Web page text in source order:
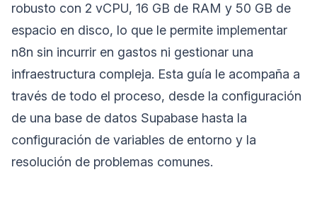
robusto con 2 vCPU, 16 GB de RAM y 50 GB de
espacio en disco, lo que le permite implementar
n8n sin incurrir en gastos ni gestionar una
infraestructura compleja. Esta guía le acompaña a
través de todo el proceso, desde la configuración
de una base de datos Supabase hasta la
configuración de variables de entorno y la
resolución de problemas comunes.